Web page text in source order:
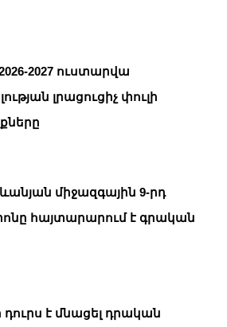
2027 ուստարվա
լրացուցիչ փուլի
միջազգային 9-րդ
հայտարարում է գրական
դուրս է մնացել դրական